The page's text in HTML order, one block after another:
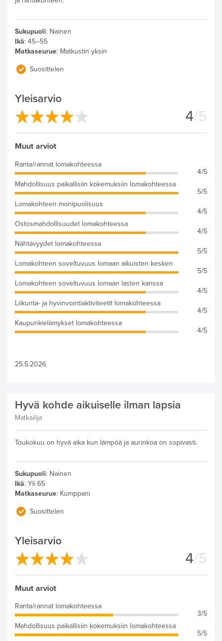
Sukupuoli: Nainen
Ikä: 45–55
Matkaseurue: Matkustin yksin
Suosittelen
Yleisarvio
4/5
Muut arviot
Ranta/rannat lomakohteessa
4/5
Mahdollisuus paikallisiin kokemuksiin lomakohteessa
5/5
Lomakohteen monipuolisuus
4/5
Ostosmahdollisuudet lomakohteessa
4/5
Nähtävyydet lomakohteessa
5/5
Lomakohteen soveltuvuus lomaan aikuisten kesken
5/5
Lomakohteen soveltuvuus lomaan lasten kanssa
4/5
Liikunta- ja hyvinvointiaktiviteetit lomakohteessa
4/5
Kaupunkielämykset lomakohteessa
4/5
25.5.2026
Hyvä kohde aikuiselle ilman lapsia
Matkailija
Toukokuu on hyvä aika kun lämpöä ja aurinkoa on sopivasti.
Sukupuoli: Nainen
Ikä: Yli 65
Matkaseurue: Kumppani
Suosittelen
Yleisarvio
4/5
Muut arviot
Ranta/rannat lomakohteessa
3/5
Mahdollisuus paikallisiin kokemuksiin lomakohteessa
5/5